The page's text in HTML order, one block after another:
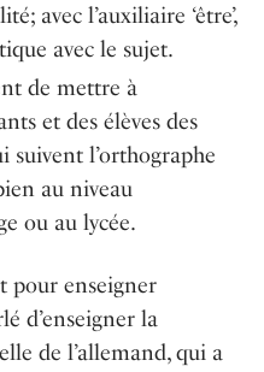
avec l’auxiliaire ‘être’,
avec le sujet.
de mettre à
et des élèves des
suivent l’orthographe
au niveau
ou au lycée.
pour enseigner
d’enseigner la
de l’allemand, qui a